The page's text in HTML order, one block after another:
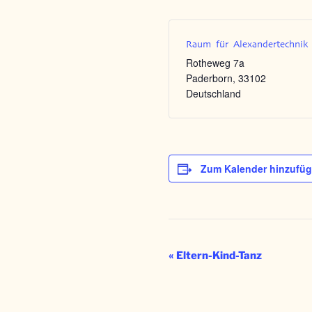
Raum für Alexandertechnik
Rotheweg 7a
Paderborn, 33102
Deutschland
Zum Kalender
V
« Eltern-Kind-Tanz